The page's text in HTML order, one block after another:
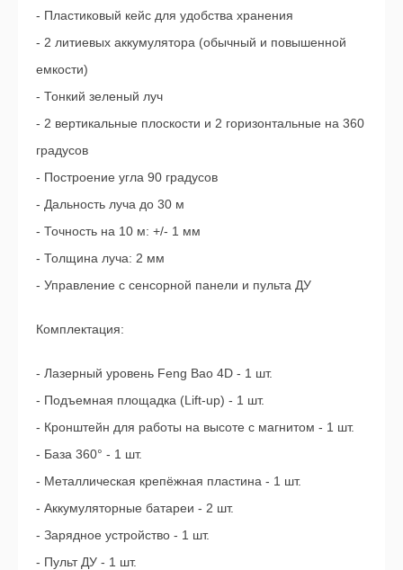
- Пластиковый кейс для удобства хранения
- 2 литиевых аккумулятора (обычный и повышенной
емкости)
- Тонкий зеленый луч
- 2 вертикальные плоскости и 2 горизонтальные на 360
градусов
- Построение угла 90 градусов
- Дальность луча до 30 м
- Точность на 10 м: +/- 1 мм
- Толщина луча: 2 мм
- Управление с сенсорной панели и пульта ДУ
Комплектация:
- Лазерный уровень Feng Bao 4D - 1 шт.
- Подъемная площадка (Lift-up) - 1 шт.
- Кронштейн для работы на высоте с магнитом - 1 шт.
- База 360° - 1 шт.
- Металлическая крепёжная пластина - 1 шт.
- Аккумуляторные батареи - 2 шт.
- Зарядное устройство - 1 шт.
- Пульт ДУ - 1 шт.